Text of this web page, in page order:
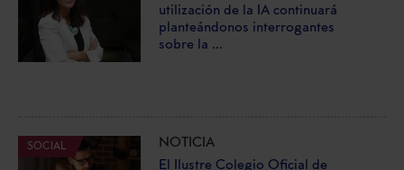
utilización de la IA continuará
planteándonos interrogantes
sobre la ...
SOCIAL
NOTICIA
El Ilustre Colegio Oficial de